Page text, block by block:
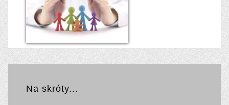
Na skróty...